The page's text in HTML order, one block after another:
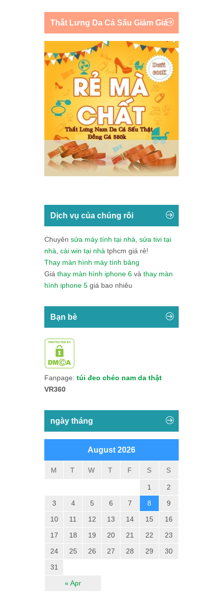
Thắt Lưng Da Cá Sấu Giảm Giá
Dịch vụ của chúng rôi
Chuyên sửa máy tính tại nhà, sửa tivi tại
nhà, cài win tại nhà tphcm giá rẻ!
Thay màn hình máy tính bảng
Giá thay màn hình iphone 6 và thay màn
hình iphone 5 giá bao nhiêu
Bạn bè
Fanpage: túi đeo chéo nam da thật
VR360
ngày tháng
August 2026
M T W T F S S
« Apr
1
2
3
4 5 6 7 8
9
10
11 12 13 14 15
16
17
18 19 20 21 22
23
24
25 26 27 28 29
30
31